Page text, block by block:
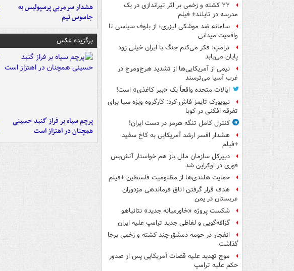
۲۲ کشته و زخمی بر اثر تیراندازی در یک
مدرسه در تایلند+ فیلم
سامانه ضد موشکی لیزری؛ از بلوف سیاسی تا
واقعیت میدانی
ترامپ: فکر می‌کنم جنگ با ایران خیلی زود
پایان می‌یابد
نیمی از آمریکایی‌ها از تشدید هرج‌ومرج در
غرب آسیا می‌ترسند
ایالات متحده واقعاً یک «ببر کاغذی» است!
نیویورک تایمز فاش کرد: کارگروه ویژه سیا برای
تفرقه افکنی در کوبا
کنترل کامل تنگه هرمز در دست ایران!
هشدار افسر ارشد آمریکایی به کاخ سفید
+فیلم
دبیرکل سازمان ملل باز هم خواستار آتش‌بس
فوری در اوکراین شد
حمایت هلندی‌ها از مظلومیت فلسطین +فیلم
هدف قرار گرفتن اتاق‌ فرماندهی مزدوران
عربستان در یمن
شکست پروژه «خاورمیانه جدید» نتانیاهو
گزافه‌گویی و لفاظی جدید ترامپ علیه ایران
انفجار در حومه دمشق چند کشته و زخمی برجا
گذاشت
موج تهدید علیه قضات آمریکایی پس از صدور
حکم علیه ترامپ
هشدار سرمربی پرسپولیس به
جاسوس تیم
برگزیده عکس
پرچم سیاه بر فراز گنبد حسینی
همچنان در اهتزاز است